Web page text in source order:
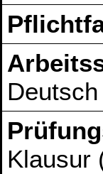
Deutsch
Klausur